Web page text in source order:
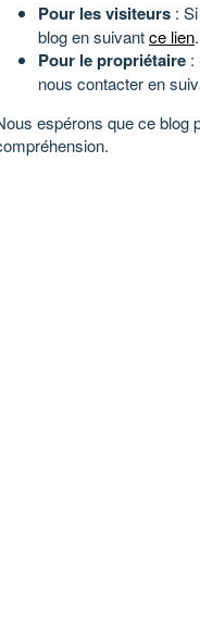
Pour les visiteurs :
blog en suivantce lien.
Pour le propriétaire :
nous contacter en
espérons que ce blog